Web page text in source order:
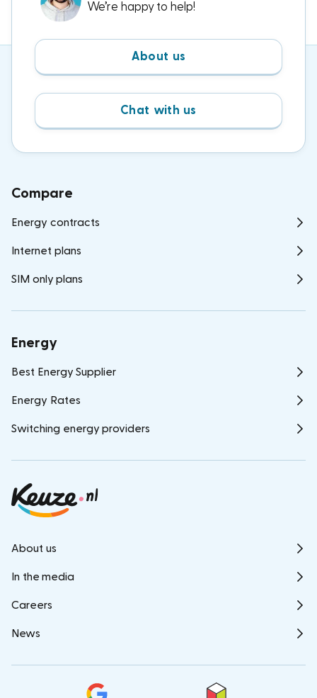
We’re happy to help!
About us
Chat with us
About us
In the media
Careers
News
Compare
Energy contracts
Internet plans
SIM only plans
Energy
Best Energy Supplier
Energy Rates
Switching energy providers